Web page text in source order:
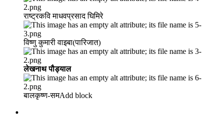
राष्ट्रकवि माधवप्रसाद घिमिरे
विष्णु कुमारी वाइबा(पारिजात)
लेखनाथ पौड्याल
बालकृष्ण-सम Add block